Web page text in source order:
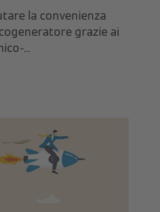
la convenienza
grazie ai
...